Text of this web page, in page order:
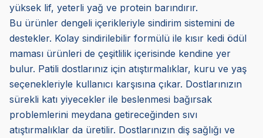
yüksek lif, yeterli yağ ve protein barındırır.
Bu ürünler dengeli içerikleriyle sindirim sistemini de
destekler. Kolay sindirilebilir formülü ile kısır kedi ödül
maması ürünleri de çeşitlilik içerisinde kendine yer
bulur. Patili dostlarınız için atıştırmalıklar, kuru ve yaş
seçenekleriyle kullanıcı karşısına çıkar. Dostlarınızın
sürekli katı yiyecekler ile beslenmesi bağırsak
problemlerini meydana getireceğinden sıvı
atıştırmalıklar da üretilir. Dostlarınızın diş sağlığı ve